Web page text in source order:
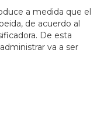
a medida que el
de acuerdo al
De esta
va a ser